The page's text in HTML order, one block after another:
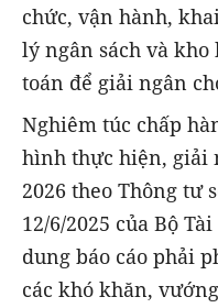
chức, vận hành,
lý ngân sách và kho
toán để giải ngân
Nghiêm túc chấp
hình thực hiện, giải
2026 theo Thông tư
12/6/2025 của Bộ
dung báo cáo phải
các khó khăn,